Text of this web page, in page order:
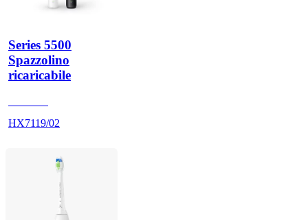
Series 5500
Spazzolino
ricaricabile
HX7119/02